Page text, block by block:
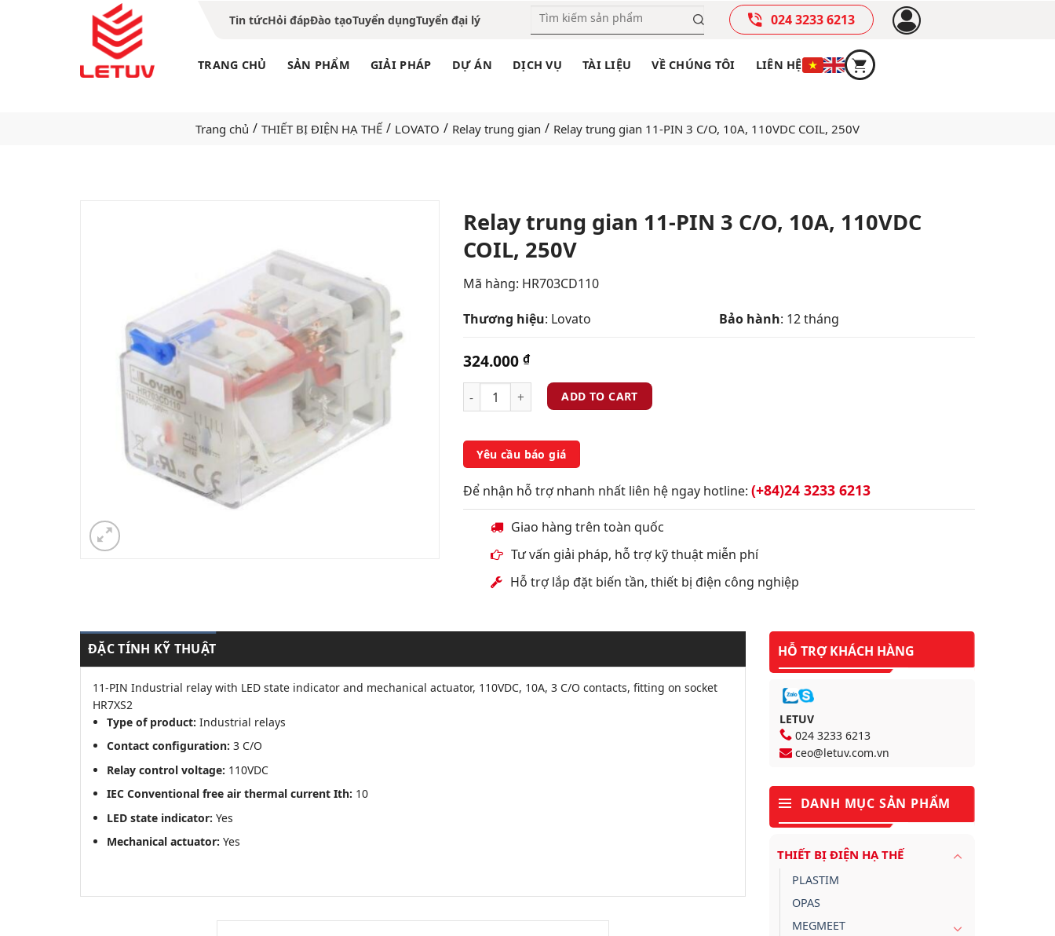
Tin tứcHỏi đápĐào tạoTuyển dụngTuyển đại lý 024 3233 6213
TRANG CHỦ SẢN PHẨM GIẢI PHÁP DỰ ÁN DỊCH VỤ TÀI LIỆU VỀ CHÚNG TÔI LIÊN HỆ
Trang chủ / THIẾT BỊ ĐIỆN HẠ THẾ / LOVATO / Relay trung gian / Relay trung gian 11-PIN 3 C/O, 10A, 110VDC COIL, 250V
Relay trung gian 11-PIN 3 C/O, 10A, 110VDC
COIL, 250V
Mã hàng: HR703CD110
Thương hiệu: Lovato Bảo hành: 12 tháng
324.000 ₫
ADD TO CART
Yêu cầu báo giá
Để nhận hỗ trợ nhanh nhất liên hệ ngay hotline: (+84)24 3233 6213
Giao hàng trên toàn quốc
Tư vấn giải pháp, hỗ trợ kỹ thuật miễn phí
Hỗ trợ lắp đặt biến tần, thiết bị điện công nghiệp
ĐẶC TÍNH KỸ THUẬT
11-PIN Industrial relay with LED state indicator and mechanical actuator, 110VDC, 10A, 3 C/O contacts, fitting on socket
HR7XS2
Type of product: Industrial relays
Contact configuration: 3 C/O
Relay control voltage: 110VDC
IEC Conventional free air thermal current Ith: 10
LED state indicator: Yes
Mechanical actuator: Yes
HỖ TRỢ KHÁCH HÀNG
LETUV
024 3233 6213
ceo@letuv.com.vn
DANH MỤC SẢN PHẨM
THIẾT BỊ ĐIỆN HẠ THẾ
PLASTIM
OPAS
MEGMEET